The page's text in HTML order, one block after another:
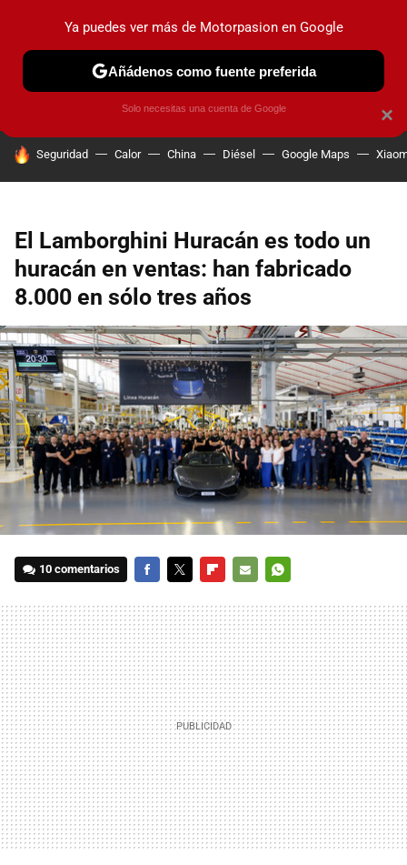
PRUEBAS COCHES ELÉCTRICOS OBSERVATORIO
HOY SE HABLA DE
Seguridad Calor China Diésel Google Maps
El Lamborghini Huracán es todo un
huracán en ventas: han fabricado
8.000 en sólo tres años
10 comentarios
MAIL
×
Ya puedes ver más de Motorpasion en Google
Añádenos como fuente preferida
Solo necesitas una cuenta de Google